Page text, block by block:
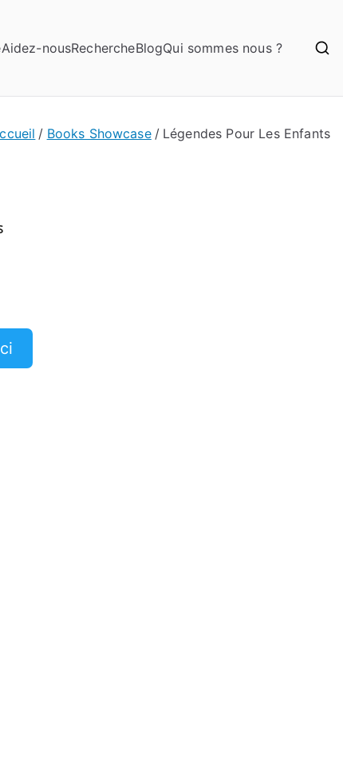
Aidez-nousRechercheBlogQui sommes nous ?
Books Showcase Légendes Pour Les Enfants